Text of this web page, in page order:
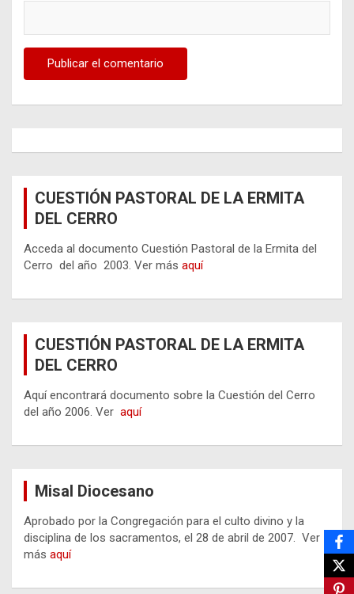
CUESTIÓN PASTORAL DE LA ERMITA
DEL CERRO
Acceda al documento Cuestión Pastoral de la Ermita del
Cerro del año 2003. Ver más aquí
CUESTIÓN PASTORAL DE LA ERMITA
DEL CERRO
Aquí encontrará documento sobre la Cuestión del Cerro
del año 2006. Ver aquí
Misal Diocesano
Aprobado por la Congregación para el culto divino y la
disciplina de los sacramentos, el 28 de abril de 2007. Ver
más aquí